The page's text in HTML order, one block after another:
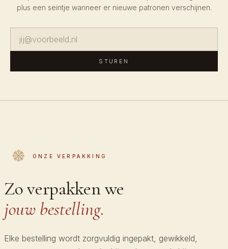
plus een seintje wanneer er nieuwe patronen verschijnen.
STUREN
ONZE VERPAKKING
Zo verpakken we
jouw bestelling.
Elke bestelling wordt zorgvuldig ingepakt, gewikkeld,